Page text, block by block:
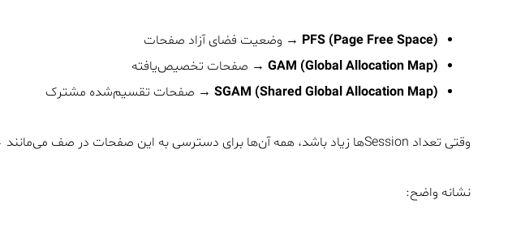
PFS (Page Free Space) → وضعیت فضای آزاد صفحات
GAM (Global Allocation Map) → صفحات تخصیص‌یافته
SGAM (Shared Global Allocation Map) → صفحات تقسیم‌شده مشترک
وقتی تعداد Sessionها زیاد باشد، همه آن‌ها برای دسترسی به این صفحات در صف می‌مانند → Latch Contention.
نشانه واضح: